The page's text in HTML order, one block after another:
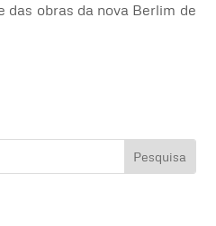
das obras da nova Berlim de